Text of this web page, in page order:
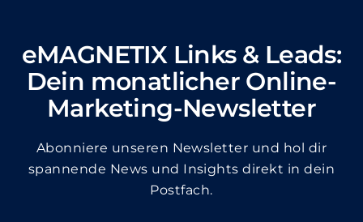
eMAGNETIX Links & Leads:
Dein monatlicher Online-
Marketing-Newsletter
Abonniere unseren Newsletter und hol dir
spannende News und Insights direkt in dein
Postfach.